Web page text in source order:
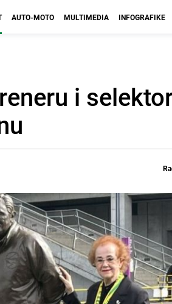
AUTO-MOTO MULTIMEDIA INFOGRAFIKE
i